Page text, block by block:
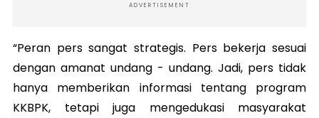
ADVERTISEMENT
“Peran pers sangat strategis. Pers bekerja sesuai
dengan amanat undang - undang. Jadi, pers tidak
hanya memberikan informasi tentang program
KKBPK, tetapi juga mengedukasi masyarakat